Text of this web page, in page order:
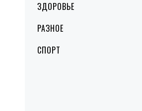
ЗДОРОВЬЕ
РАЗНОЕ
СПОРТ